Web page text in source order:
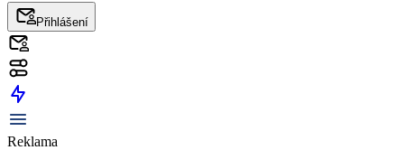
Přihlášení
Reklama